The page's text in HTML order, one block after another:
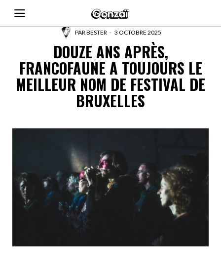
PARBESTER 3 OCTOBRE 2025
DOUZE ANS APRÈS,
FRANCOFAUNE A TOUJOURS LE
MEILLEUR NOM DE FESTIVAL DE
BRUXELLES